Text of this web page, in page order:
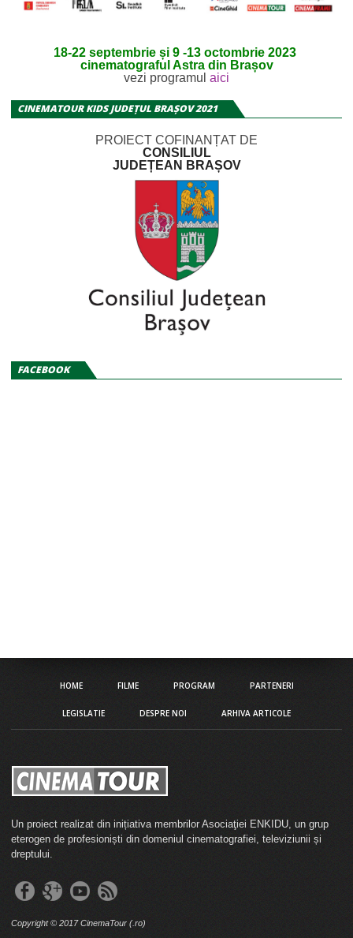
18-22 septembrie și 9 -13 octombrie 2023
cinematograful Astra din Brașov
vezi programul aici
CINEMATOUR KIDS JUDEȚUL BRAȘOV 2021
PROIECT COFINANȚAT DE
CONSILIUL
JUDEȚEAN BRAȘOV
FACEBOOK
HOME FILME PROGRAM PARTENERI
LEGISLATIE DESPRE NOI ARHIVA ARTICOLE
Un proiect realizat din inițiativa membrilor Asociaţiei ENKIDU, un grup
eterogen de profesioniști din domeniul cinematografiei, televiziunii și
dreptului.
Copyright © 2017 CinemaTour (.ro)